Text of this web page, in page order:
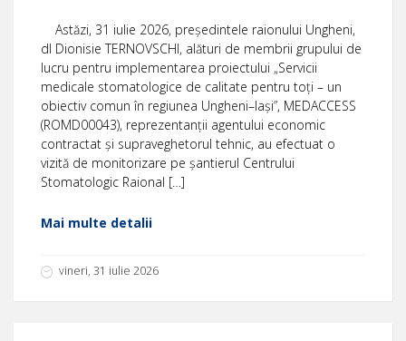
Astăzi, 31 iulie 2026, președintele raionului Ungheni,
dl Dionisie TERNOVSCHI, alături de membrii grupului de
lucru pentru implementarea proiectului „Servicii
medicale stomatologice de calitate pentru toți – un
obiectiv comun în regiunea Ungheni–Iași”, MEDACCESS
(ROMD00043), reprezentanții agentului economic
contractat și supraveghetorul tehnic, au efectuat o
vizită de monitorizare pe șantierul Centrului
Stomatologic Raional […]
Mai multe detalii
vineri, 31 iulie 2026